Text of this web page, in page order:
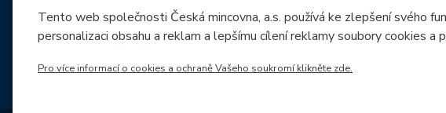
Zprávy
Ke stažení
Archiv ražeb
Tento web společnosti Česká mincovna, a.s. používá ke zlepšení svého
personalizaci obsahu a reklam a lepšímu cílení reklamy soubory cookies
Pro více informací o cookies a ochraně Vašeho soukromí klikněte zde.